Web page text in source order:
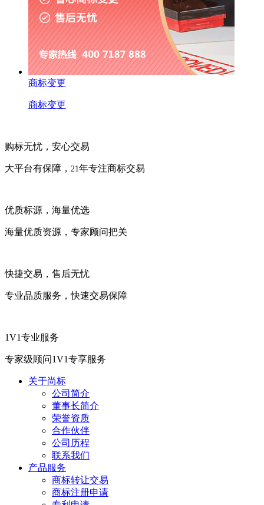
商标变更
商标变更
购标无忧，安心交易
大平台有保障， 21 年专注商标交易
优质标源，海量优选
海量优质资源，专家顾问把关
快捷交易，售后无忧
专业品质服务，快速交易保障
1V1专业服务
专家级顾问1V1专享服务
关于尚标
公司简介
董事长简介
荣誉资质
合作伙伴
公司历程
联系我们
产品服务
商标转让交易
商标注册申请